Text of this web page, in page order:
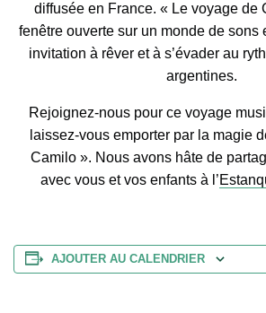
diffusée en France. « Le voyage de
fenêtre ouverte sur un monde de sons
invitation à rêver et à s’évader au
argentines.
Rejoignez-nous pour ce voyage
laissez-vous emporter par la magie
Camilo ». Nous avons hâte de
avec vous et vos enfants à l’
AJOUTER AU CALENDRIER